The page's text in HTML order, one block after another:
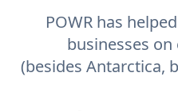
POWR has
businesses
(besides Antarctica,